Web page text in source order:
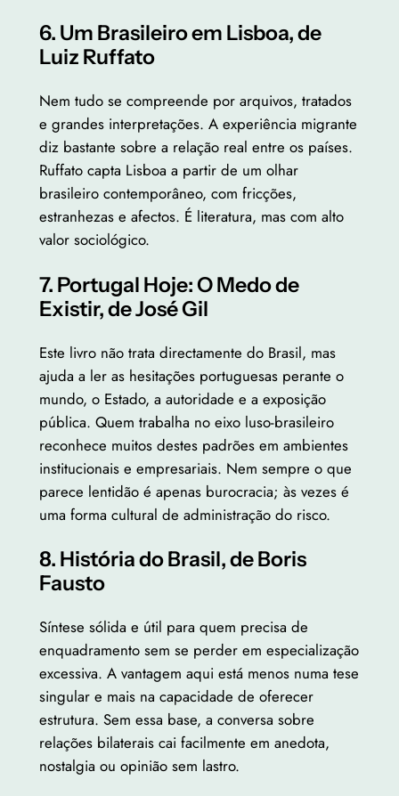
6. Um Brasileiro em Lisboa, de
Luiz Ruffato
Nem tudo se compreende por arquivos, tratados
e grandes interpretações. A experiência migrante
diz bastante sobre a relação real entre os países.
Ruffato capta Lisboa a partir de um olhar
brasileiro contemporâneo, com fricções,
estranhezas e afectos. É literatura, mas com alto
valor sociológico.
7. Portugal Hoje: O Medo de
Existir, de José Gil
Este livro não trata directamente do Brasil, mas
ajuda a ler as hesitações portuguesas perante o
mundo, o Estado, a autoridade e a exposição
pública. Quem trabalha no eixo luso-brasileiro
reconhece muitos destes padrões em ambientes
institucionais e empresariais. Nem sempre o que
parece lentidão é apenas burocracia; às vezes é
uma forma cultural de administração do risco.
8. História do Brasil, de Boris
Fausto
Síntese sólida e útil para quem precisa de
enquadramento sem se perder em especialização
excessiva. A vantagem aqui está menos numa tese
singular e mais na capacidade de oferecer
estrutura. Sem essa base, a conversa sobre
relações bilaterais cai facilmente em anedota,
nostalgia ou opinião sem lastro.